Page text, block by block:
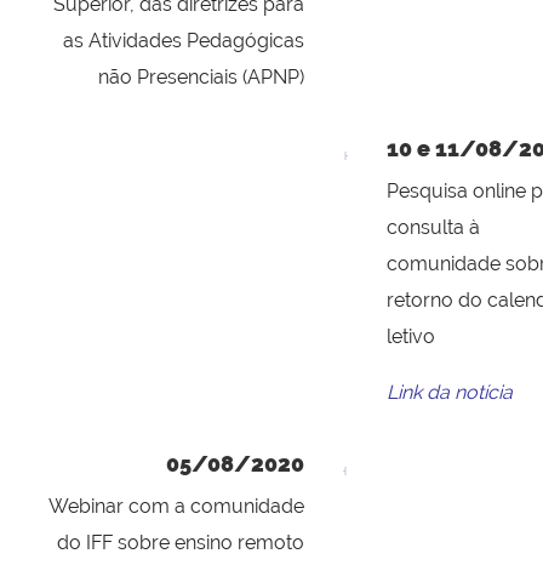
as Atividades Pedagógicas
não Presenciais (APNP)
10 e 11/08/
Pesquisa online
consulta à
comunidade
retorno do
letivo
Link da notícia
05/08/2020
Webinar com a comunidade
do IFF sobre ensino remoto